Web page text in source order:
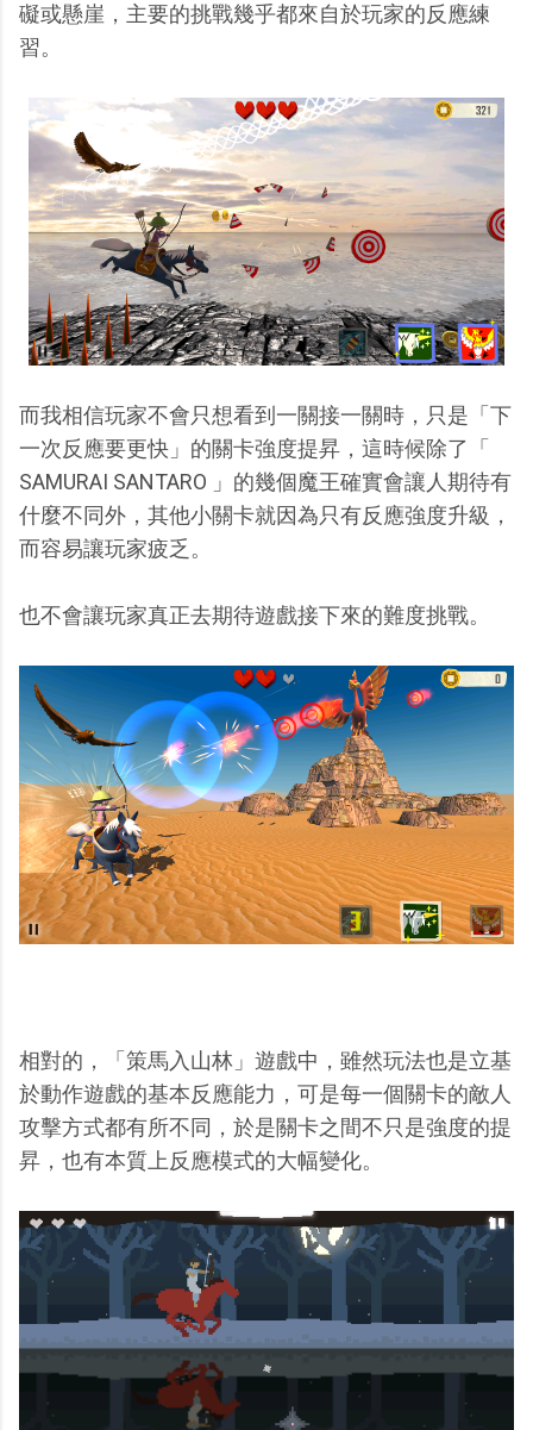
礙或懸崖，主要的挑戰幾乎都來自於玩家的反應練
習。
而我相信玩家不會只想看到一關接一關時，只是「下
一次反應要更快」的關卡強度提昇，這時候除了「
SAMURAI SANTARO 」的幾個魔王確實會讓人期待有
什麼不同外，其他小關卡就因為只有反應強度升級，
而容易讓玩家疲乏。
也不會讓玩家真正去期待遊戲接下來的難度挑戰。
相對的，「策馬入山林」遊戲中，雖然玩法也是立基
於動作遊戲的基本反應能力，可是每一個關卡的敵人
攻擊方式都有所不同，於是關卡之間不只是強度的提
昇，也有本質上反應模式的大幅變化。